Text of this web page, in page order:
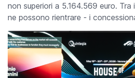
non superiori a 5.164.569 euro. Tra
ne possono rientrare - i